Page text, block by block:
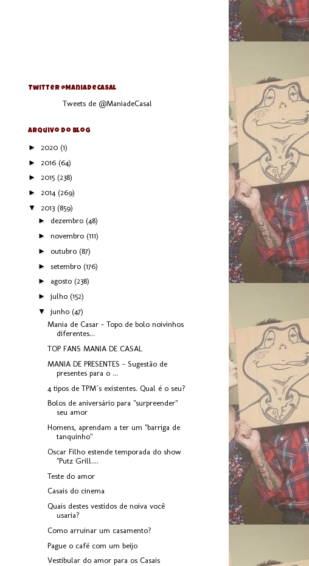
Twitter @ManiaDeCasal
Tweets de @ManiadeCasal
Arquivo do blog
► 2020 (1)
► 2016 (64)
► 2015 (238)
► 2014 (269)
▼ 2013 (859)
► dezembro (48)
► novembro (111)
► outubro (87)
► setembro (176)
► agosto (238)
► julho (152)
▼ junho (47)
Mania de Casar - Topo de bolo noivinhos
diferentes...
TOP FANS MANIA DE CASAL
MANIA DE PRESENTES - Sugestão de
presentes para o ...
4 tipos de TPM´s existentes. Qual é o seu?
Bolos de aniversário para "surpreender"
seu amor
Homens, aprendam a ter um "barriga de
tanquinho"
Oscar Filho estende temporada do show
"Putz Grill....
Teste do amor
Casais do cinema
Quais destes vestidos de noiva você
usaria?
Como arruinar um casamento?
Pague o café com um beijo
Vestibular do amor para os Casais